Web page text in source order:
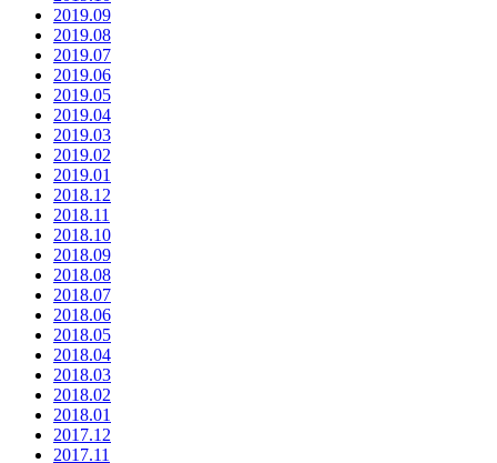
2019.09
2019.08
2019.07
2019.06
2019.05
2019.04
2019.03
2019.02
2019.01
2018.12
2018.11
2018.10
2018.09
2018.08
2018.07
2018.06
2018.05
2018.04
2018.03
2018.02
2018.01
2017.12
2017.11